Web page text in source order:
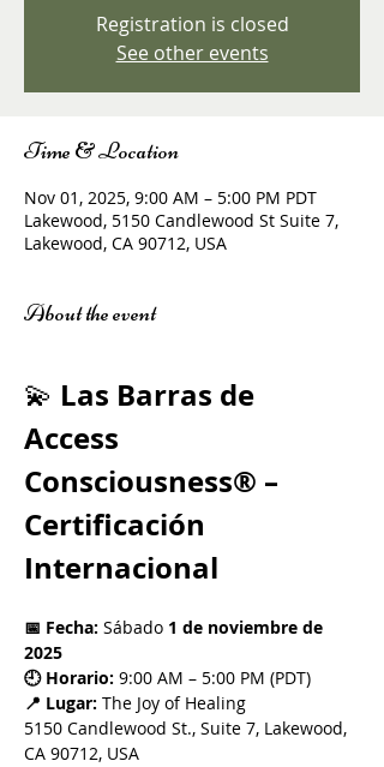
Registration is closed
See other events
Time & Location
Nov 01, 2025, 9:00 AM – 5:00 PM PDT
Lakewood, 5150 Candlewood St Suite 7,
Lakewood, CA 90712, USA
About the event
💫 Las Barras de
Access
Consciousness® –
Certificación
Internacional
📅 Fecha: Sábado 1 de noviembre de
2025
🕘 Horario: 9:00 AM – 5:00 PM (PDT)
📍 Lugar: The Joy of Healing
5150 Candlewood St., Suite 7, Lakewood,
CA 90712, USA